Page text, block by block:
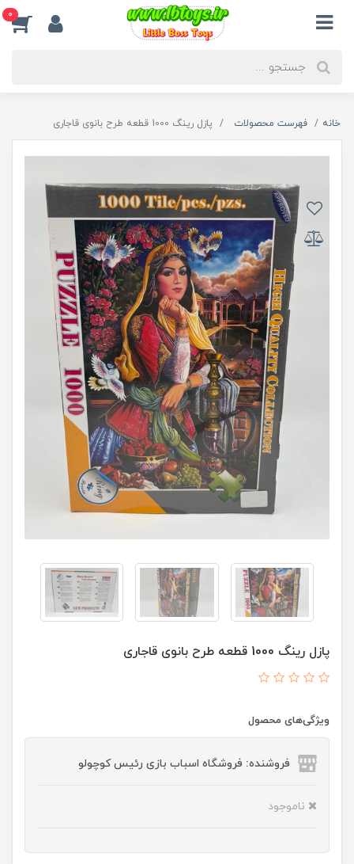
0
خانه فهرست محصولات پازل رینگ 1000 قطعه طرح بانوی قاجاری
پازل رینگ 1000 قطعه طرح بانوی قاجاری
ویژگی‌های محصول
فروشنده: فروشگاه اسباب بازی رئیس کوچولو
ناموجود